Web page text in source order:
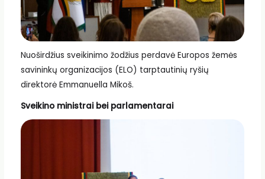
Nuoširdžius sveikinimo žodžius perdavė Europos žemės
savininkų organizacijos (ELO) tarptautinių ryšių
direktorė Emmanuella Mikoš.
Sveikino ministrai bei parlamentarai